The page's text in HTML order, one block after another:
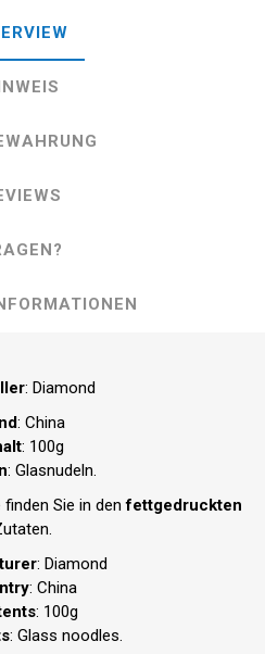
: Diamond
: China
: 100g
: Glasnudeln.
finden Sie in denfettgedruckten
: Diamond
: China
: 100g
: Glass noodles.